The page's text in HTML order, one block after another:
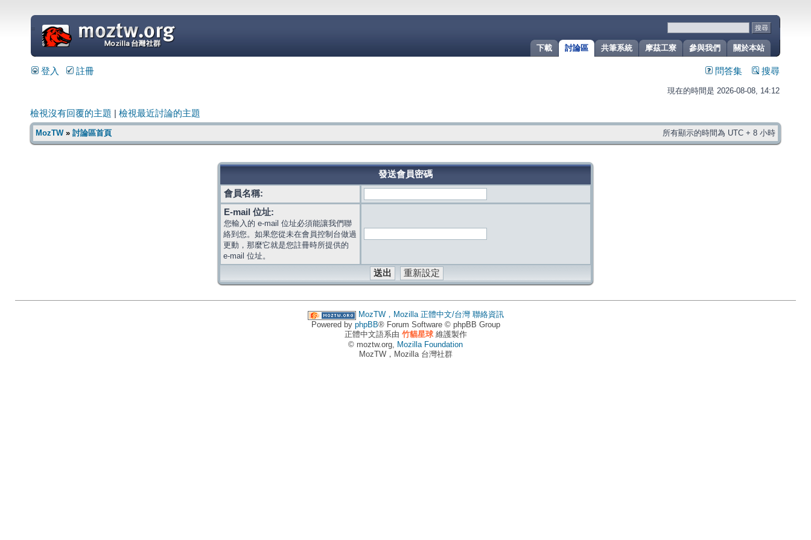
關於本站
參與我們
摩茲工寮
共筆系統
討論區
下載
=
登入 註冊 問答集 搜尋
現在的時間是 2026-08-08, 14:12
檢視沒有回覆的主題 檢視最近討論的主題
MozTW» 討論區首頁 所有顯示的時間為 UTC + 8 小時
發送會員密碼
會員名稱:
E-mail 位址:
您輸入的 e-mail 位址必須能讓我們聯
絡到您。如果您從未在會員控制台做過
更動，那麼它就是您註冊時所提供的
e-mail 位址。
MozTW，Mozilla 正體中文/台灣 聯絡資訊
Powered by phpBB® Forum Software © phpBB Group
正體中文語系由 竹貓星球維護製作
© moztw.org, Mozilla Foundation
MozTW，Mozilla 台灣社群